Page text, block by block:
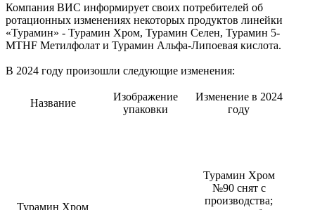
Компания ВИС информирует своих потребителей об
ротационных изменениях некоторых продуктов линейки
«Турамин» - Турамин Хром, Турамин Селен, Турамин 5-
MTHF Метилфолат и Турамин Альфа-Липоевая кислота.
В 2024 году произошли следующие изменения:
Название
Изображение
упаковки
Изменение в 2024
году
Турамин Хром
Турамин Хром
№90 снят с
производства;